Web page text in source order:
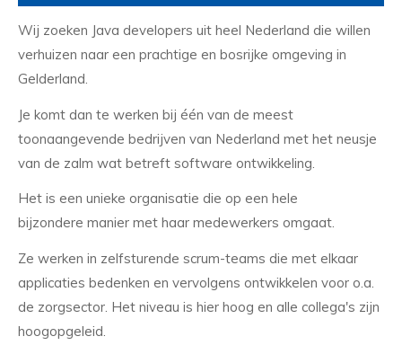
Wij zoeken Java developers uit heel Nederland die willen
verhuizen naar een prachtige en bosrijke omgeving in
Gelderland.
Je komt dan te werken bij één van de meest
toonaangevende bedrijven van Nederland met het neusje
van de zalm wat betreft software ontwikkeling.
Het is een unieke organisatie die op een hele
bijzondere manier met haar medewerkers omgaat.
Ze werken in zelfsturende scrum-teams die met elkaar
applicaties bedenken en vervolgens ontwikkelen voor o.a.
de zorgsector. Het niveau is hier hoog en alle collega's zijn
hoogopgeleid.